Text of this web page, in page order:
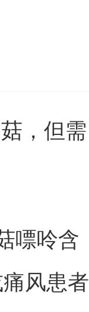
，但需
嘌呤含
风患者